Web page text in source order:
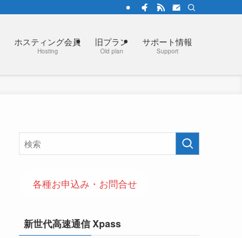
ホスティング会員
Hosting
旧プラン
Old plan
サポート情報
Support
各種お申込み・お問合せ
新世代高速通信 Xpass